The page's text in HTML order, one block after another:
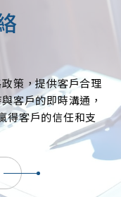
策，提供客戶合理
客戶的即時溝通，
得客戶的信任和支